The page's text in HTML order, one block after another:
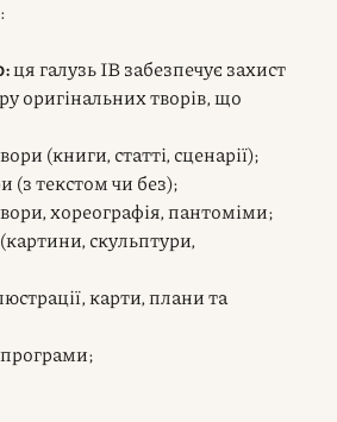
ця галузь ІВ забезпечує захист
оригінальних творів, що
(книги, статті, сценарії);
(з текстом чи без);
хореографія, пантоміми;
скульптури,
карти, плани та